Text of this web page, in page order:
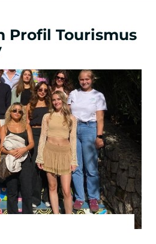
Management
z.B. Hotel,
Reiseanbieter
mit Hotel, touristischer
Profil Tourismus